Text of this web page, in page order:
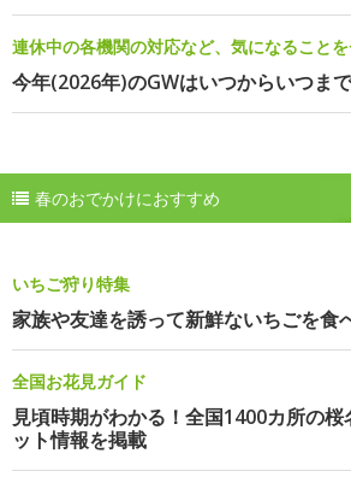
連休中の各機関の対応など、気になること
今年(2026年)のGWはいつからいつま
春のおでかけにおすすめ
いちご狩り特集
家族や友達を誘って新鮮ないちごを食
全国お花見ガイド
見頃時期がわかる！全国1400カ所の
ット情報を掲載